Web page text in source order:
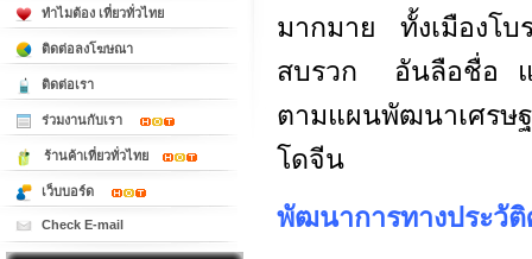
มากมาย ทั้งเมืองโ
สบรวก อันลือชื่อ แ
ตามแผนพัฒนาเศรษ
โดจีน
พัฒนาการทางประวั
ทำไมต้อง เที่ยวทั่วไทย
ติดต่อลงโฆษณา
ติดต่อเรา
ร่วมงานกับเรา
ร้านค้าเที่ยวทั่วไทย
เว็บบอร์ด
Check E-mail